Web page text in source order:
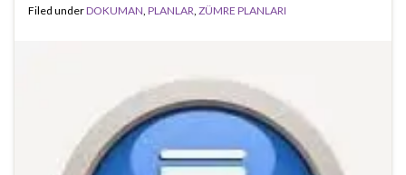
Filed underDOKUMAN, PLANLAR, ZÜMRE PLANLARI